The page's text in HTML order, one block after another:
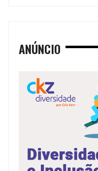
ANÚNCIO